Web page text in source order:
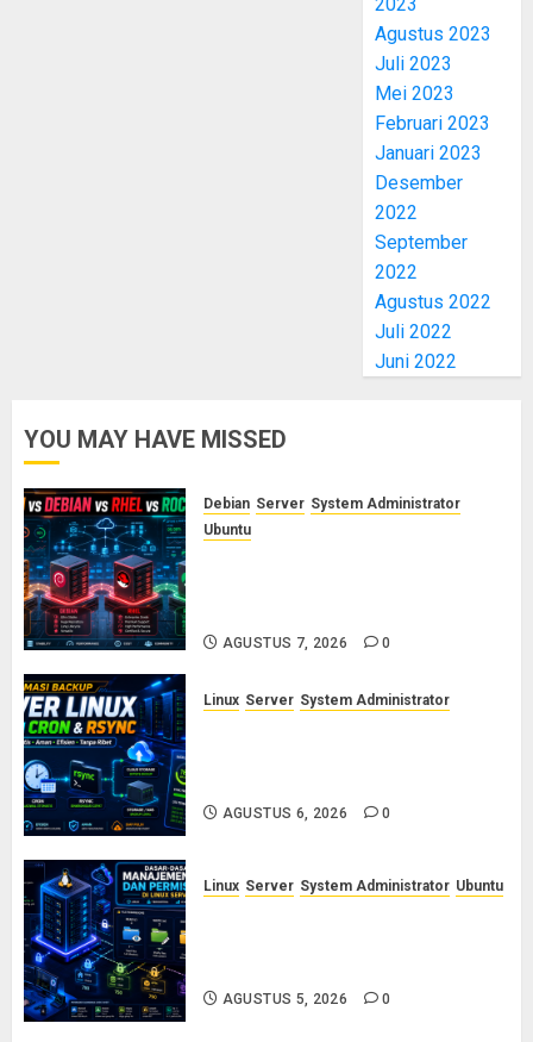
Agustus 2023
Juli 2023
Mei 2023
Februari 2023
Januari 2023
Desember
2022
September
2022
Agustus 2022
Juli 2022
Juni 2022
YOU MAY HAVE MISSED
Debian Server System Administrator
Ubuntu
AGUSTUS 7, 2026 0
Linux Server System Administrator
AGUSTUS 6, 2026 0
Linux Server System Administrator Ubuntu
AGUSTUS 5, 2026 0